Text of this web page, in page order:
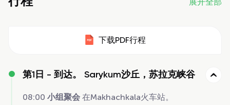
下载PDF行程
第1日 - 到达。 Sarykum沙丘，苏拉克峡谷
08:00 小组聚会 在Makhachkala火车站。